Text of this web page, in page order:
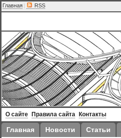
Главная | RSS
О сайте Правила сайта Контакты
Главная Новости Статьи